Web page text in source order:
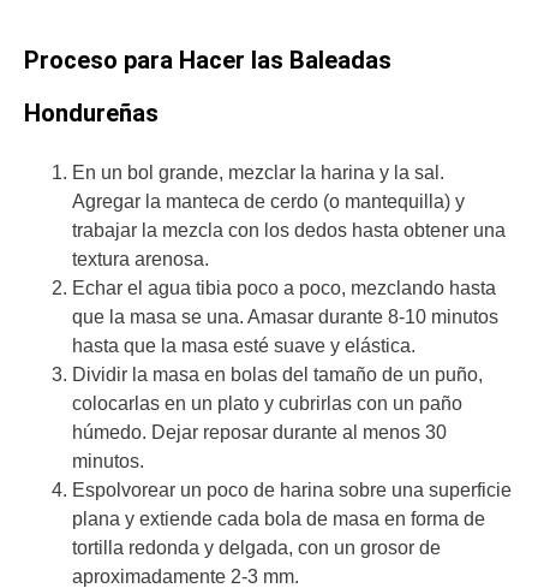
Proceso para Hacer las Baleadas
Hondureñas
En un bol grande, mezclar la harina y la sal.
Agregar la manteca de cerdo (o mantequilla) y
trabajar la mezcla con los dedos hasta obtener una
textura arenosa.
Echar el agua tibia poco a poco, mezclando hasta
que la masa se una. Amasar durante 8-10 minutos
hasta que la masa esté suave y elástica.
Dividir la masa en bolas del tamaño de un puño,
colocarlas en un plato y cubrirlas con un paño
húmedo. Dejar reposar durante al menos 30
minutos.
Espolvorear un poco de harina sobre una superficie
plana y extiende cada bola de masa en forma de
tortilla redonda y delgada, con un grosor de
aproximadamente 2-3 mm.